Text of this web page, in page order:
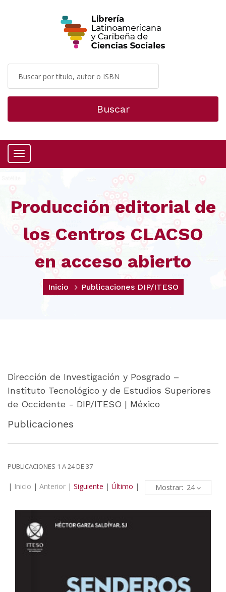
Buscar
Menú
Producción editorial de
los Centros CLACSO
en acceso abierto
Inicio Publicaciones DIP/ITESO
Dirección de Investigación y Posgrado –
Instituto Tecnológico y de Estudios Superiores
de Occidente - DIP/ITESO | México
Publicaciones
PUBLICACIONES 1 A 24 DE 37
| Inicio | Anterior | Siguiente | Último | Mostrar: